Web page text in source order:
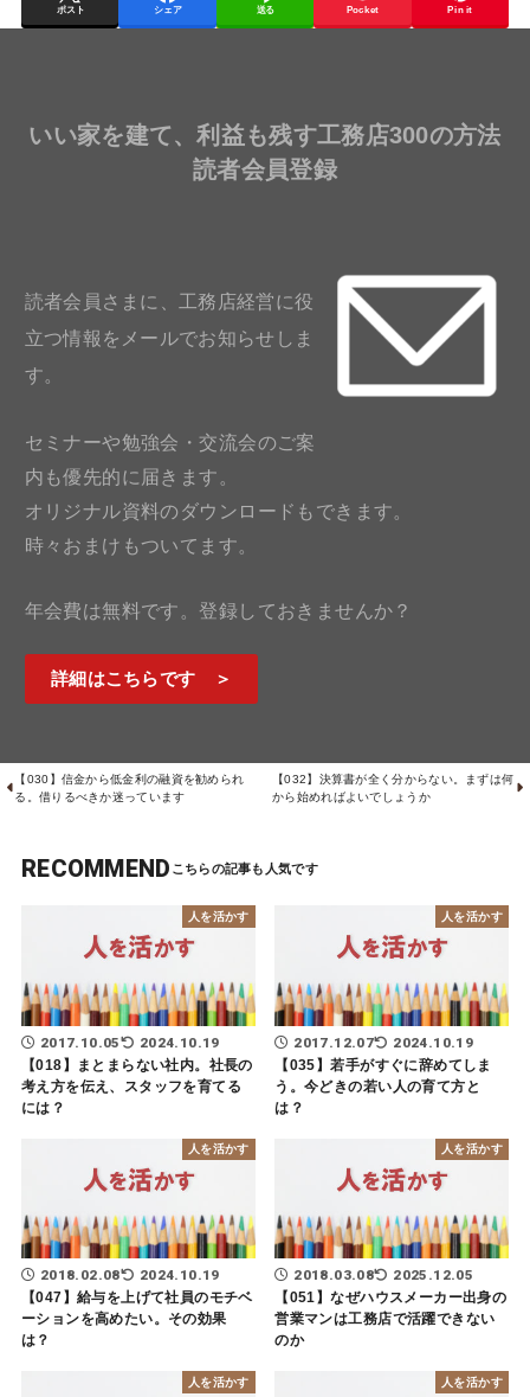
ポスト シェア 送る Pocket Pin it
いい家を建て、利益も残す工務店300の方法
読者会員登録
読者会員さまに、工務店経営に役
立つ情報をメールでお知らせしま
す。
セミナーや勉強会・交流会のご案
内も優先的に届きます。
オリジナル資料のダウンロードもできます。
時々おまけもついてます。
年会費は無料です。登録しておきませんか？
詳細はこちらです ＞
【032】決算書が全く分からない。まずは何
から始めればよいでしょうか
【030】信金から低金利の融資を勧められ
る。借りるべきか迷っています
RECOMMEND
人を活かす
2017.10.05
2024.10.19
【018】まとまらない社内。社長の
考え方を伝え、スタッフを育てる
には？
人を活かす
2017.12.07
2024.10.19
【035】若手がすぐに辞めてしま
う。今どきの若い人の育て方と
は？
人を活かす
2018.02.08
2024.10.19
【047】給与を上げて社員のモチベ
ーションを高めたい。その効果
は？
人を活かす
2018.03.08
2025.12.05
【051】なぜハウスメーカー出身の
営業マンは工務店で活躍できない
のか
人を活かす 人を活かす